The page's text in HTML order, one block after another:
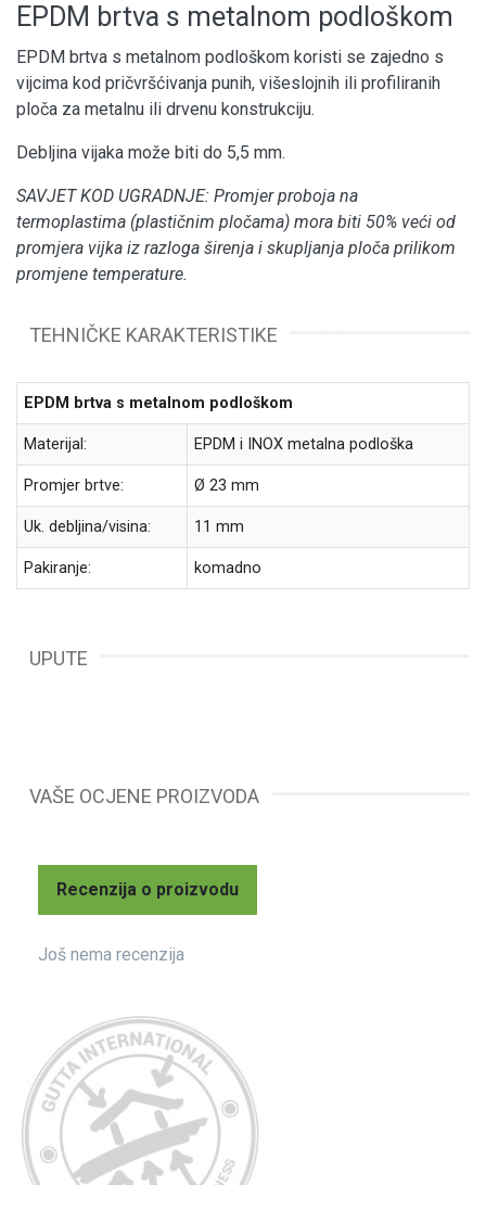
EPDM brtva s metalnom podloškom
EPDM brtva s metalnom podloškom koristi se zajedno s
vijcima kod pričvršćivanja punih, višeslojnih ili profiliranih
ploča za metalnu ili drvenu konstrukciju.
Debljina vijaka može biti do 5,5 mm.
SAVJET KOD UGRADNJE: Promjer proboja na
termoplastima (plastičnim pločama) mora biti 50% veći od
promjera vijka iz razloga širenja i skupljanja ploča prilikom
promjene temperature.
TEHNIČKE KARAKTERISTIKE
EPDM brtva s metalnom podloškom
Materijal: EPDM i INOX metalna podloška
Promjer brtve: Ø 23 mm
Uk. debljina/visina: 11 mm
Pakiranje: komadno
UPUTE
VAŠE OCJENE PROIZVODA
Recenzija o proizvodu
Još nema recenzija